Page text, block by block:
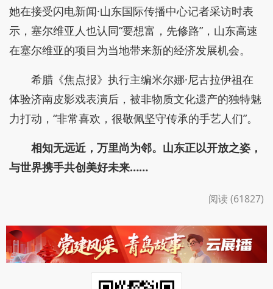
她在接受闪电新闻·山东国际传播中心记者采访时表
示，塞尔维亚人也认同“要想富，先修路”，山东高速
在塞尔维亚的项目为当地带来新的经济发展机会。
希腊《焦点报》执行主编米尔娜·尼古拉伊祖在
体验济南皮影戏表演后，被非物质文化遗产的独特魅
力打动，“非常喜欢，很敬佩坚守传承的手艺人们”。
相知无远近，万里尚为邻。山东正以开放之姿，
与世界携手共创美好未来……
阅读 (61827)